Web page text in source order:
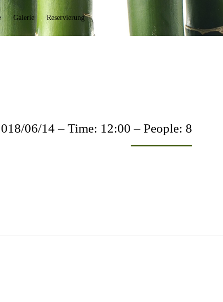
Galerie Reservierung
06/14 – Time: 12:00 – People: 8